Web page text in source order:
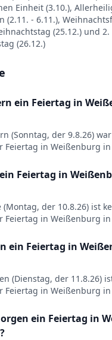
Einheit (3.10.),
(2.11. - 6.11.),
(25.12.) und 2.
(26.12.)
ein Feiertag in
(Sonntag, der 9.8.26)
Feiertag in Weißenburg in
Feiertag in
(Montag, der 10.8.26) ist
Feiertag in Weißenburg in
ein Feiertag in
(Dienstag, der 11.8.26)
Feiertag in Weißenburg in
ein Feiertag in